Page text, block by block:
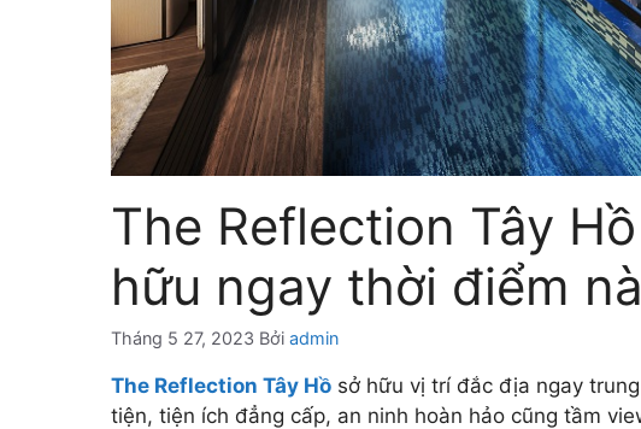
The Reflection Tây
hữu ngay thời điểm
Tháng 5 27, 2023 Bởi admin
The Reflection Tây Hồ sở hữu vị trí đắc địa ngay
tiện, tiện ích đẳng cấp, an ninh hoàn hảo cũng tầm